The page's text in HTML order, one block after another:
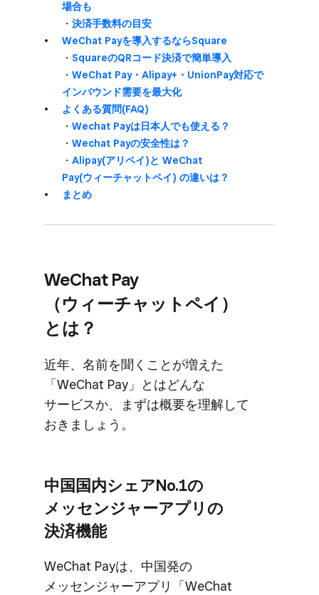
場合も
・ 決済手数料の​目安
WeChat Payを​導入するなら​Square
・ Squareの​QRコード決済で​簡単導入
・ WeChat Pay・Alipay+・UnionPay対応で​
インバウンド需要を​最大化
よく​ある​質問(FAQ)
・ Wechat Payは​日本人でも​使える？
・ Wechat Payの​安全性は？
・ Alipay(アリペイ)と​ WeChat
Pay(ウィーチャットペイ) の​違いは？
まとめ
WeChat Pay ​
（ウィーチャットペイ）​
とは？
近年、​名前を​聞く​ことが​増えた​
「WeChat Pay」とは​どんな​
サービスか、​まずは​概要を​理解して​
おきましょう。
中国国内シェアNo.1の​
メッセンジャーアプリの​
決済機能
WeChat Payは、​中国発の​
メッセンジャーアプリ「WeChat​